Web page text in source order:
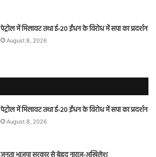
पेट्रोल में मिलावट तथा ई-20 ईंधन के विरोध में सपा का प्रदर्शन
August 8, 2026
पेट्रोल में मिलावट तथा ई-20 ईंधन के विरोध में सपा का प्रदर्शन
August 8, 2026